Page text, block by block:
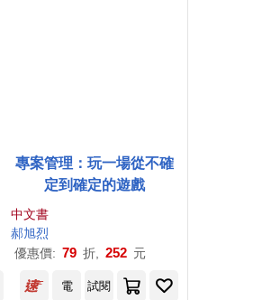
專案管理：玩一場從不確
定到確定的遊戲
中文書
郝旭烈
優惠價: 79 折, 252 元
電 試閱